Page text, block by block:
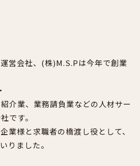
運営会社、(株)M.S.Pは今年で創業
介業、業務請負業などの人材サー
です。
企業様と求職者の橋渡し役として、
りました。